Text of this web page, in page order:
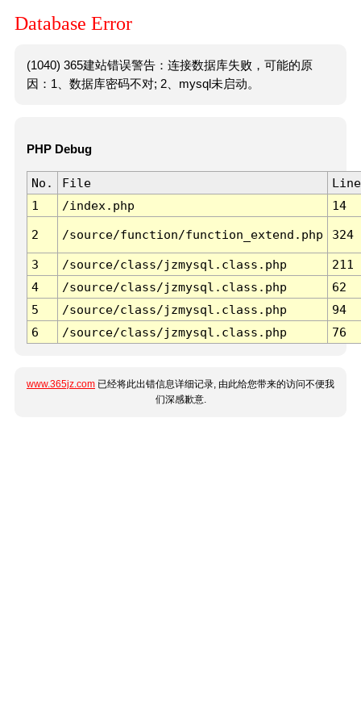
Database Error
(1040) 365建站错误警告：连接数据库失败，可能的原
因：1、数据库密码不对; 2、mysql未启动。
PHP Debug
No. File
Line
1
/index.php 14
2 /source/function/function_extend.php 324
3 /source/class/jzmysql.class.php
211
4
/source/class/jzmysql.class.php
62
5
/source/class/jzmysql.class.php
94
6
/source/class/jzmysql.class.php 76
www.365jz.com 已经将此出错信息详细记录, 由此给您带来的访问不便我
们深感歉意.